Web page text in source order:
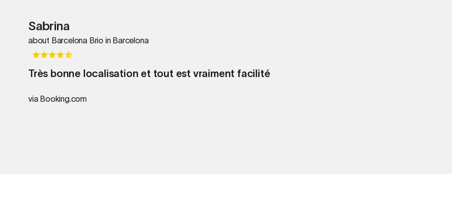
Sabrina
about Barcelona Brio in Barcelona
Très bonne localisation et tout est vraiment facilité
via Booking.com